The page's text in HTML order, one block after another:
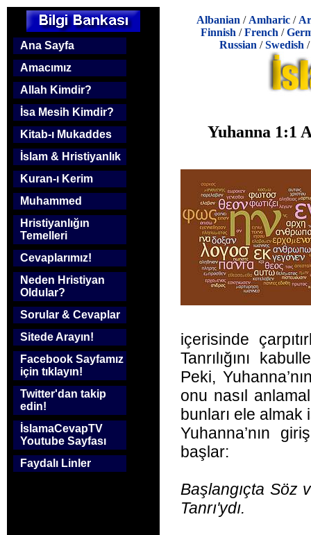
Ana Sayfa
Amacımız
Allah Kimdir?
İsa Mesih Kimdir?
Kitab-ı Mukaddes
İslam & Hristiyanlık
Kuran-ı Kerim
Muhammed
Hristiyanlığın
Temelleri
Cevaplarımız!
Neden Hristiyan
Oldular?
Sorular & Cevaplar
Sitede Arayın!
Facebook Sayfamız
için tıklayın!
Twitter'dan takip
edin!
İslamaCevapTV
Youtube Sayfası
Faydalı Linler
Albanian / Amharic/
Finnish /French /
Russian /Swedish
Yuhanna 1:1
içerisinde
Tanrılığını
Peki,
onu nasıl
bunları ele almak
Yuhanna’nın
başlar:
Başlangıçta Söz
Tanrı'ydı.